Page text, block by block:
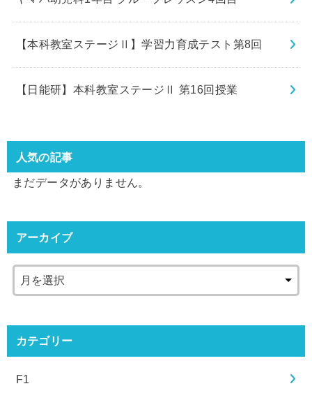
【本科教室ステージⅡ】学習力育成テスト第8回
【日能研】本科教室ステージⅡ 第16回授業
人気の記事
まだデータがありません。
アーカイブ
カテゴリー
F1